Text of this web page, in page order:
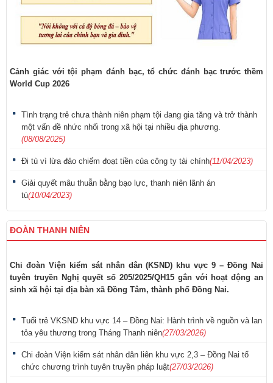
Cảnh giác với tội phạm đánh bạc, tổ chức đánh bạc trước thềm
World Cup 2026
Tình trạng trẻ chưa thành niên phạm tội đang gia tăng và trở thành
một vấn đề nhức nhối trong xã hội tại nhiều địa phương.
(08/08/2025)
Đi tù vì lừa đảo chiếm đoạt tiền của công ty tài chính(11/04/2023)
Giải quyết mâu thuẫn bằng bạo lực, thanh niên lãnh án
tù(10/04/2023)
ĐOÀN THANH NIÊN
Chi đoàn Viện kiểm sát nhân dân (KSND) khu vực 9 – Đồng Nai
tuyên truyền Nghị quyết số 205/2025/QH15 gắn với hoạt động an
sinh xã hội tại địa bàn xã Đồng Tâm, thành phố Đồng Nai.
Tuổi trẻ VKSND khu vực 14 – Đồng Nai: Hành trình về nguồn và lan
tỏa yêu thương trong Tháng Thanh niên(27/03/2026)
Chi đoàn Viện kiểm sát nhân dân liên khu vực 2,3 – Đồng Nai tổ
chức chương trình tuyên truyền pháp luật(27/03/2026)